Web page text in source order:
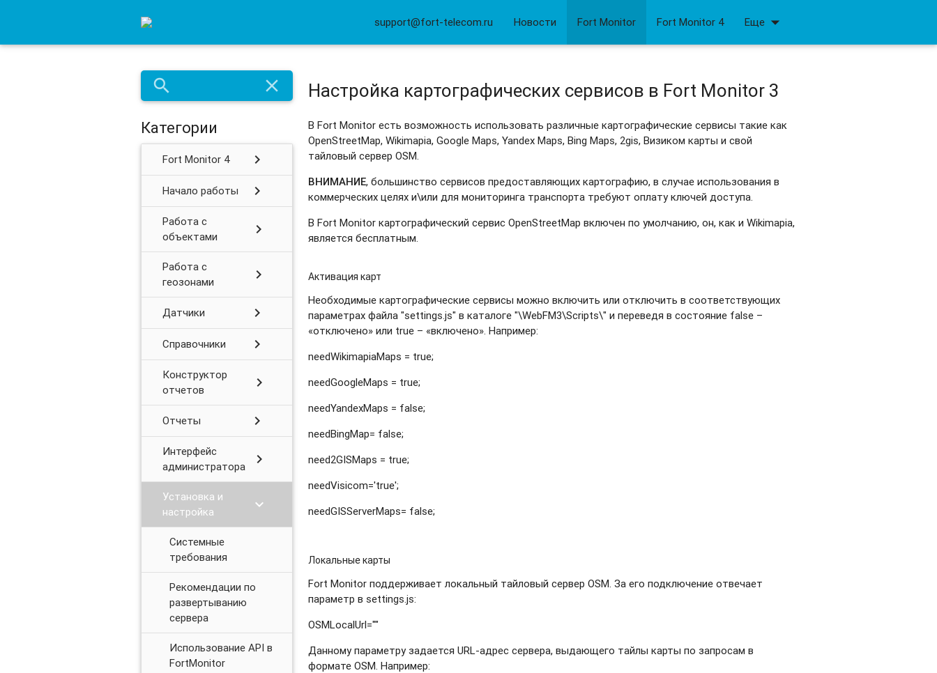
support@fort-telecom.ru Новости Fort Monitor Fort Monitor 4 Еще arrow_drop_down
search close
Категории
Fort Monitor 4 chevron_right
Начало работы chevron_right
Работа с
объектами
chevron_right
Работа с
геозонами
chevron_right
Датчики chevron_right
Справочники chevron_right
Конструктор
отчетов
chevron_right
Отчеты chevron_right
Интерфейс
администратора
chevron_right
Установка и
настройка
chevron_right
Системные
требования
Рекомендации по
развертыванию
сервера
Использование API в
FortMonitor
Настройка картографических сервисов в Fort Monitor 3
В Fort Monitor есть возможность использовать различные картографические сервисы такие как
OpenStreetMap, Wikimapia, Google Maps, Yandex Maps, Bing Maps, 2gis, Визиком карты и свой
тайловый сервер OSM.
ВНИМАНИЕ, большинство сервисов предоставляющих картографию, в случае использования в
коммерческих целях и\или для мониторинга транспорта требуют оплату ключей доступа.
В Fort Monitor картографический сервис OpenStreetMap включен по умолчанию, он, как и Wikimapia,
является бесплатным.
Активация карт
Необходимые картографические сервисы можно включить или отключить в соответствующих
параметрах файла "settings.js" в каталоге "\WebFM3\Scripts\" и переведя в состояние false –
«отключено» или true – «включено». Например:
needWikimapiaMaps = true;
needGoogleMaps = true;
needYandexMaps = false;
needBingMap= false;
need2GISMaps = true;
needVisicom='true';
needGISServerMaps= false;
Локальные карты
Fort Monitor поддерживает локальный тайловый сервер OSM. За его подключение отвечает
параметр в settings.js:
OSMLocalUrl=""
Данному параметру задается URL-адрес сервера, выдающего тайлы карты по запросам в
формате OSM. Например: